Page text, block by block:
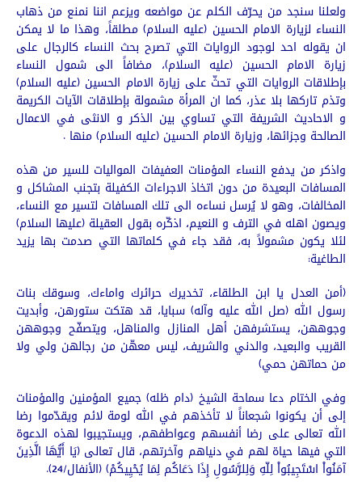
ولعلنا سنجد من يحرّف الكلم عن مواضعه ويزعم اننا نمنع من ذهاب
النساء لزيارة الامام الحسين (عليه السلام) مطلقاً، وهذا ما لا يمكن
ان يقوله احد لوجود الروايات التي تصرح بحث النساء كالرجال على
زيارة الامام الحسين (عليه السلام)، مضافاً الى شمول النساء
بإطلاقات الروايات التي تحثّ على زيارة الامام الحسين (عليه السلام)
وتذم تاركها بلا عذر، كما ان المرأة مشمولة بإطلاقات الآيات الكريمة
و الاحاديث الشريفة التي تساوي بين الذكر و الانثى في الاعمال
الصالحة وجزائها، وزيارة الامام الحسين (عليه السلام) منها .
واذكر من يدفع النساء المؤمنات العفيفات المواليات للسير من هذه
المسافات البعيدة من دون اتخاذ الاجراءات الكفيلة بتجنب المشاكل و
المخالفات، وهو لا يُرسل نساءه الى تلك المسافات لتسير مع النساء،
ويصون اهله في الترف و النعيم، اذكّره بقول العقيلة (عليها السلام)
لئلا يكون مشمولاً به، فقد جاء في كلماتها التي صدمت بها يزيد
الطاغية:
(أمن العدل يا ابن الطلقاء، تخديرك حرائرك واماءك، وسوقك بنات
رسول الله (صل الله عليه وآله) سبايا، قد هتكت ستورهن، وأبديت
وجوههن، يستشرفهن أهل المنازل والمناهل، ويتصفّح وجوههن
القريب والبعيد، والدني والشريف، ليس معهّن من رجالهن ولي ولا
من حماتهن حمي)
وفي الختام دعا سماحة الشيخ (دام ظله) جميع المؤمنين والمؤمنات
إلى أن يكونوا شجعاناً لا تأخذهم في الله لومة لائم ويقدّموا رضا
الله تعالى على رضا أنفسهم وعواطفهم، ويستجيبوا لهذه الدعوة
التي فيها حياة لهم في دنياهم وآخرتهم، قال تعالى (يَا أَيُّهَا الَّذِينَ
آمَنُواْ اسْتَجِيبُواْ لِلّهِ وَلِلرَّسُولِ إِذَا دَعَاكُم لِمَا يُحْيِيكُمْ) (الأنفال/24).